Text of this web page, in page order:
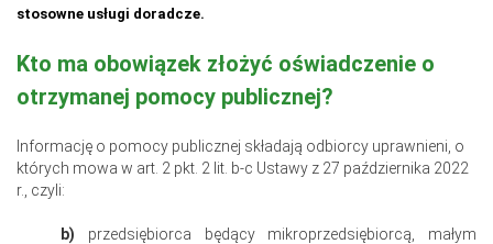
stosowne usługi doradcze.
Kto ma obowiązek złożyć oświadczenie o
otrzymanej pomocy publicznej?
Informację o pomocy publicznej składają odbiorcy uprawnieni, o
których mowa w art. 2 pkt. 2 lit. b-c Ustawy z 27 października 2022
r., czyli:
b) przedsiębiorca będący mikroprzedsiębiorcą, małym